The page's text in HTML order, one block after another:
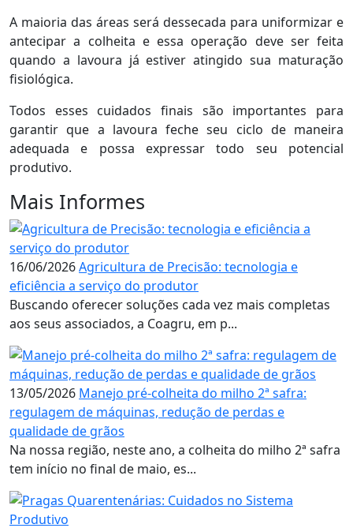
A maioria das áreas será dessecada para uniformizar e
antecipar a colheita e essa operação deve ser feita
quando a lavoura já estiver atingido sua maturação
fisiológica.
Todos esses cuidados finais são importantes para
garantir que a lavoura feche seu ciclo de maneira
adequada e possa expressar todo seu potencial
produtivo.
Mais Informes
16/06/2026Agricultura de Precisão: tecnologia e
eficiência a serviço do produtor
Buscando oferecer soluções cada vez mais completas
aos seus associados, a Coagru, em p...
13/05/2026 Manejo pré-colheita do milho 2ª safra:
regulagem de máquinas, redução de perdas e
qualidade de grãos
Na nossa região, neste ano, a colheita do milho 2ª safra
tem início no final de maio, es...